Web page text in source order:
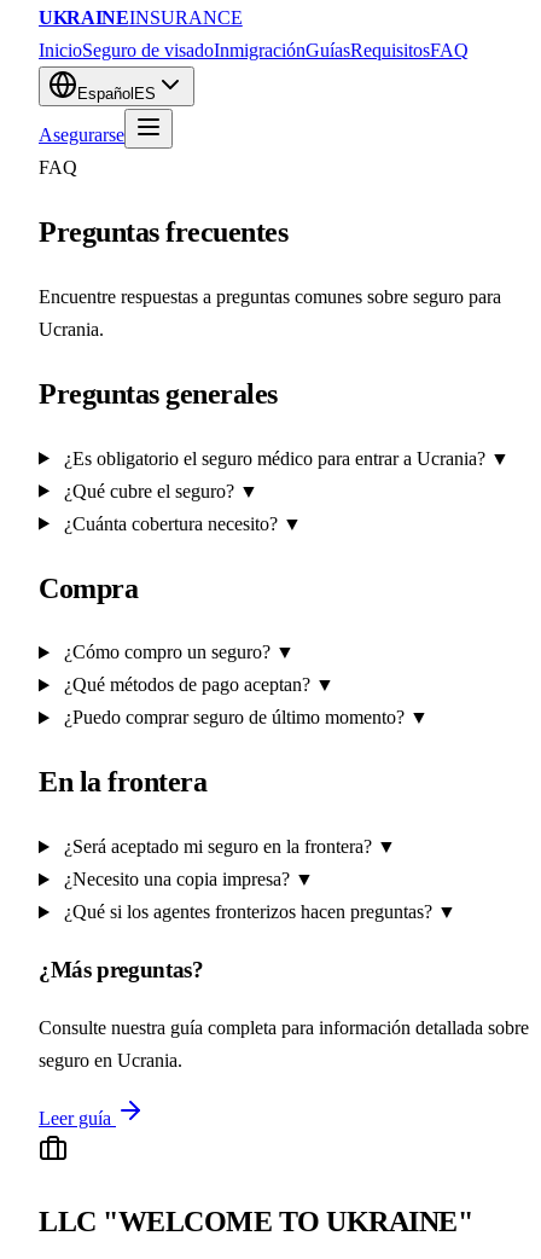
UKRAINEINSURANCE
InicioSeguro de visadoInmigraciónGuíasRequisitosFAQ
Español ES
Asegurarse
FAQ
Preguntas frecuentes
Encuentre respuestas a preguntas comunes sobre seguro para
Ucrania.
Preguntas generales
¿Es obligatorio el seguro médico para entrar a Ucrania? ▼
¿Qué cubre el seguro? ▼
¿Cuánta cobertura necesito? ▼
Compra
¿Cómo compro un seguro? ▼
¿Qué métodos de pago aceptan? ▼
¿Puedo comprar seguro de último momento? ▼
En la frontera
¿Será aceptado mi seguro en la frontera? ▼
¿Necesito una copia impresa? ▼
¿Qué si los agentes fronterizos hacen preguntas? ▼
¿Más preguntas?
Consulte nuestra guía completa para información detallada sobre
seguro en Ucrania.
Leer guía
LLC "WELCOME TO UKRAINE"